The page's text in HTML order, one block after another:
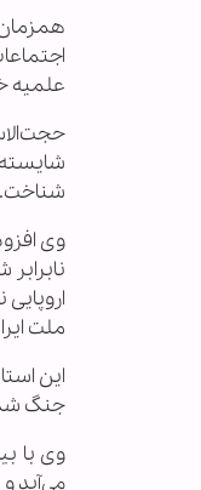
علمیه
شناخت.
وی
ملت
این
جنگ
وی با
می‌آید